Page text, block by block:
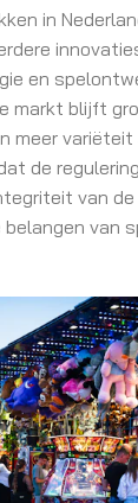
in
en
markt blijft
meer variëteit
de
van
van